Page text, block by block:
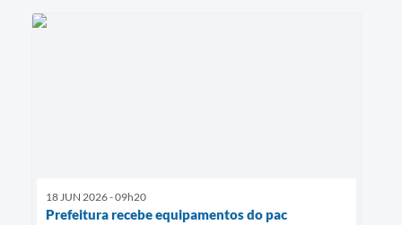
18 JUN 2026 - 09h20
Prefeitura recebe equipamentos do pac